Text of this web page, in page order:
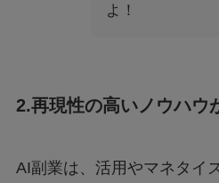
よ！
2.再現性の高いノウハウ
AI副業は、活用やマネタイ